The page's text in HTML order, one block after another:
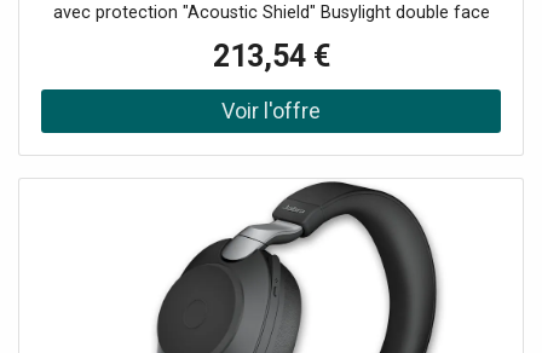
avec protection "Acoustic Shield" Busylight double face
interchangeables Autonomie : 35h en conversation et 40h
en écoute Socle de charge compatible charge sans-fil Qi
Yealink USB Connect : configuration & gestion de l'appareil
Bluetooth 5.3 avec portée jusqu'à 45m
213,54 €